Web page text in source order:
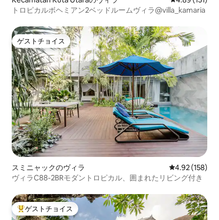
トロピカルボヘミアン2ベッドルームヴィラ@villa_kamaria
ゲストチョイス
ゲストチョイス
スミニャックのヴィラ レビュー158
4.92 (158)
ヴィラC88-2BRモダントロピカル、囲まれたリビング付き
大好評のゲストチョイスです。
ゲストチョイス